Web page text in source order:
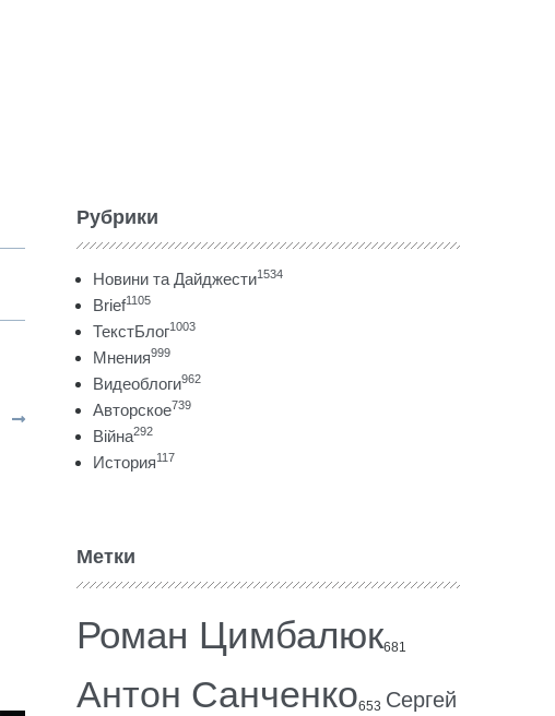
Рубрики
Новини та Дайджести1534
Brief1105
ТекстБлог1003
Мнения999
Видеоблоги962
Авторское739
Війна292
История117
Метки
Роман Цимбалюк681
Антон Санченко653 Сергей